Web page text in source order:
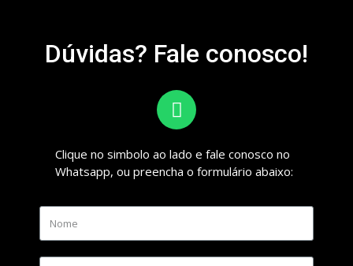
Dúvidas? Fale conosco!
Clique no simbolo ao lado e fale conosco no
Whatsapp, ou preencha o formulário abaixo: